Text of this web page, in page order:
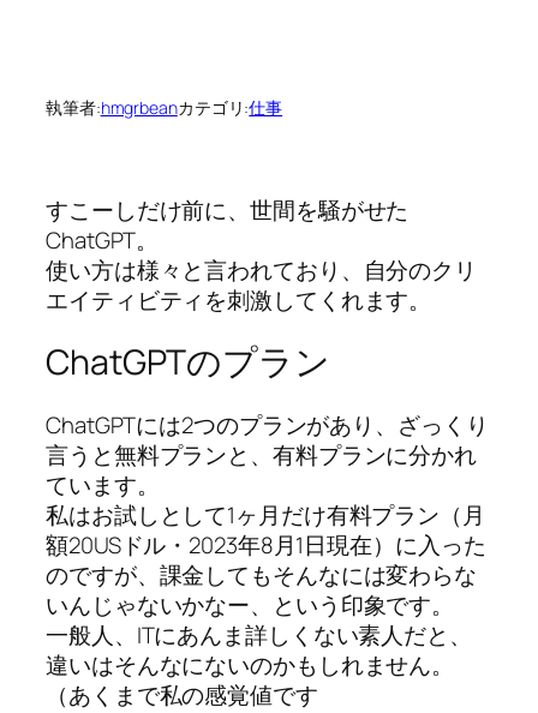
執筆者:hmgrbeanカテゴリ:仕事
すこーしだけ前に、世間を騒がせた
ChatGPT。
使い方は様々と言われており、自分のクリ
エイティビティを刺激してくれます。
ChatGPTのプラン
ChatGPTには2つのプランがあり、ざっくり
言うと無料プランと、有料プランに分かれ
ています。
私はお試しとして1ヶ月だけ有料プラン（月
額20USドル・2023年8月1日現在）に入った
のですが、課金してもそんなには変わらな
いんじゃないかなー、という印象です。
一般人、ITにあんま詳しくない素人だと、
違いはそんなにないのかもしれません。
（あくまで私の感覚値です